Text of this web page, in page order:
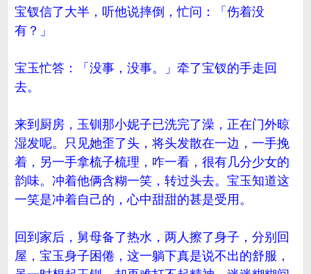
宝钗信了大半，听他说摔倒，忙问：「伤着没
有？」
宝玉忙答：「没事，没事。」牵了宝钗的手走回
去。
来到厨房，玉钏那小妮子已洗完了澡，正在门外晾
湿发呢。只见她歪了头，将头发散在一边，一手挽
着，另一手拿梳子梳理，咋一看，很有几分少女的
韵味。冲着他俩含糊一笑，转过头去。宝玉知道这
一笑是冲着自己的，心中甜甜的甚是受用。
回到家后，舅母备了热水，两人擦了身子，分别回
屋，宝玉身子困倦，这一躺下真是说不出的舒服，